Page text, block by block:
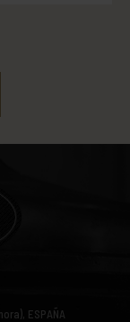
ESPAÑA